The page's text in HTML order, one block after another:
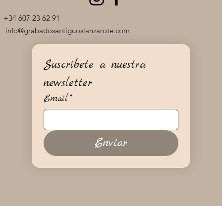
+34 607 23 62 91
info@grabadosantiguoslanzarote.com
Suscríbete a nuestra
newsletter
Email*
Enviar